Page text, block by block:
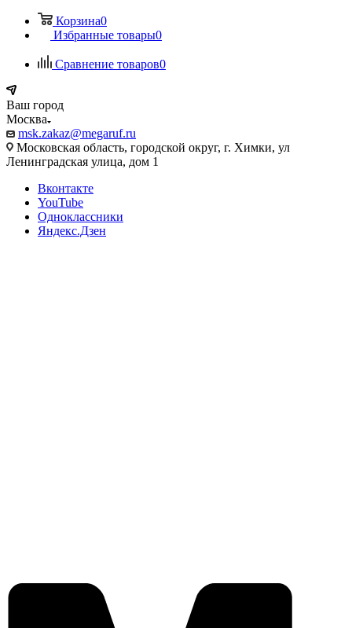
Корзина0
Избранные товары0
Сравнение товаров0
Ваш город
Москва
msk.zakaz@megaruf.ru
Московская область, городской округ, г. Химки, ул
Ленинградская улица, дом 1
Вконтакте
YouTube
Одноклассники
Яндекс.Дзен